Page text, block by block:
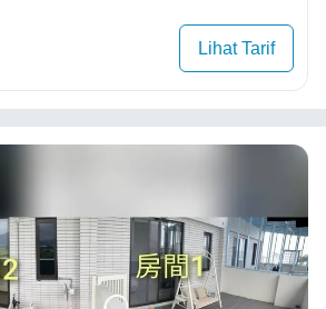
Lihat Tarif